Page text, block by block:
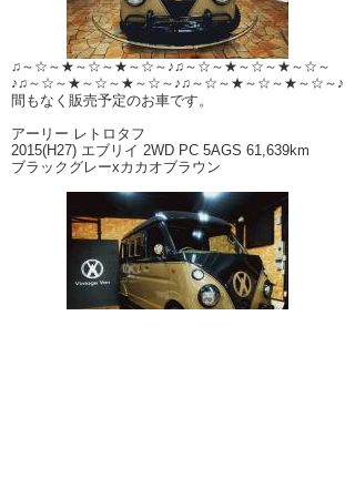
♫～☆～★～☆～★～☆～♪♫～☆～★～☆～★～☆～
♪♫～☆～★～☆～★～☆～♪♫～☆～★～☆～★～☆～♪
間もなく販売予定のお車です。
アーリー レトロタフ
2015(H27) エブリイ 2WD PC 5AGS 61,639km
ブラックグレーxカカオブラウン